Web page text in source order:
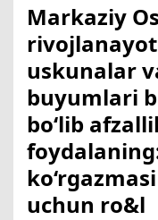
Markaziy
uskunalar
buyumlari
bo‘lib
uchun ro&l